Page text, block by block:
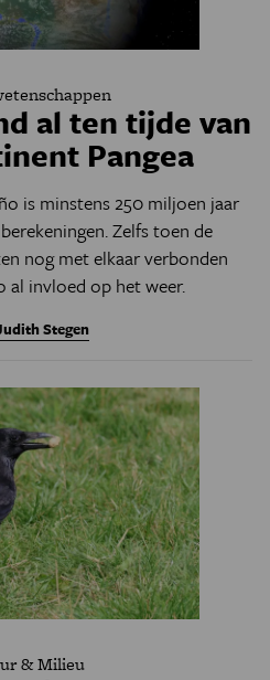
al ten tijde van
Pangea
is minstens 250 miljoen jaar
Zelfs toen de
nog met elkaar verbonden
al invloed op het weer.
Stegen
& Milieu